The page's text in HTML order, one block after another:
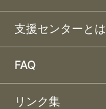
支援センターとは
FAQ
リンク集